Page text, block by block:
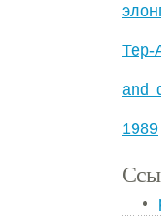
Тер-
and
1989